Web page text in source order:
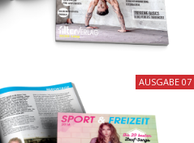
AUSGABE 07